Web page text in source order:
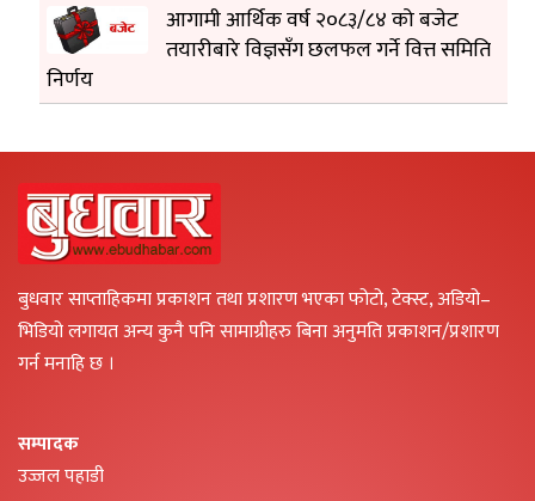
आगामी आर्थिक वर्ष २०८३/८४ को बजेट
तयारीबारे विज्ञसँग छलफल गर्ने वित्त समिति
निर्णय
बुधवार साप्ताहिकमा प्रकाशन तथा प्रशारण भएका फोटो, टेक्स्ट, अडियो–
भिडियो लगायत अन्य कुनै पनि सामाग्रीहरु बिना अनुमति प्रकाशन/प्रशारण
गर्न मनाहि छ ।
सम्पादक
उज्जल पहाडी